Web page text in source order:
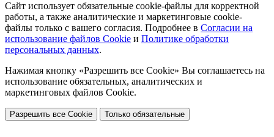
Сайт использует обязательные cookie-файлы для корректной
работы, а также аналитические и маркетинговые cookie-
файлы только с вашего согласия. Подробнее в Согласии на
использование файлов Cookie и Политике обработки
персональных данных.
Нажимая кнопку «Разрешить все Cookie» Вы соглашаетесь на
использование обязательных, аналитических и
маркетинговых файлов Cookie.
Разрешить все Cookie Только обязательные